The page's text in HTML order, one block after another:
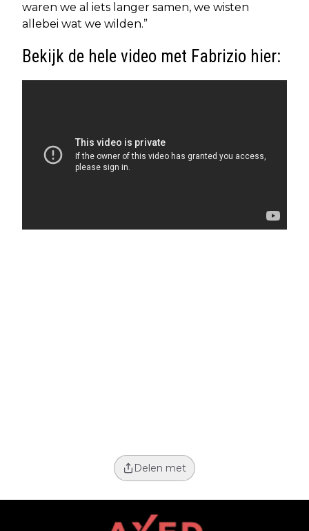
waren we al iets langer samen, we wisten
allebei wat we wilden.”
Bekijk de hele video met Fabrizio hier:
Delen met